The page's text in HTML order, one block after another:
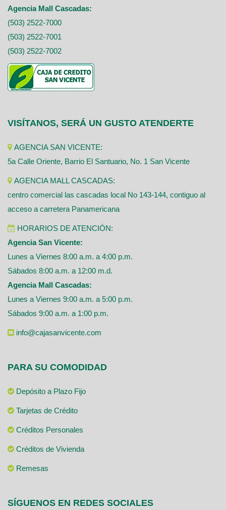
Agencia Mall Cascadas:
(503) 2522-7000
(503) 2522-7001
(503) 2522-7002
VISÍTANOS, SERÁ UN GUSTO ATENDERTE
AGENCIA SAN VICENTE:
5a Calle Oriente, Barrio El Santuario, No. 1 San Vicente
AGENCIA MALL CASCADAS:
centro comercial las cascadas local No 143-144, contiguo al
acceso a carretera Panamericana
HORARIOS DE ATENCIÓN:
Agencia San Vicente:
Lunes a Viernes 8:00 a.m. a 4:00 p.m.
Sábados 8:00 a.m. a 12:00 m.d.
Agencia Mall Cascadas:
Lunes a Viernes 9:00 a.m. a 5:00 p.m.
Sábados 9:00 a.m. a 1:00 p.m.
info@cajasanvicente.com
PARA SU COMODIDAD
Depósito a Plazo Fijo
Tarjetas de Crédito
Créditos Personales
Créditos de Vivienda
Remesas
SÍGUENOS EN REDES SOCIALES